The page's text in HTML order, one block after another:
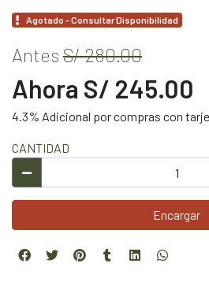
Agotado - Consultar Disponibilidad
Antes S/ 280.00
Ahora S/ 245.00
4.3% Adicional por compras con
CANTIDAD
Encargar